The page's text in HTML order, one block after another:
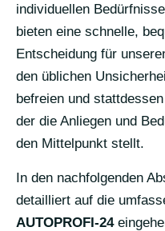
individuellen
bieten eine schnelle,
Entscheidung für
den üblichen
befreien und
der die Anliegen und
den Mittelpunkt stellt.
In den nachfolgenden
detailliert auf die
AUTOPROFI-24